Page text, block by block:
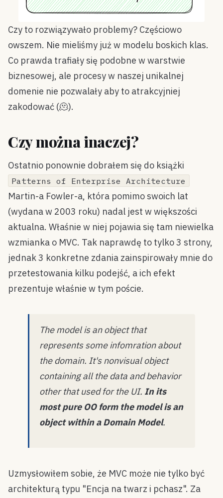
Czy to rozwiązywało problemy? Częściowo
owszem. Nie mieliśmy już w modelu boskich klas.
Co prawda trafiały się podobne w warstwie
biznesowej, ale procesy w naszej unikalnej
domenie nie pozwalały aby to atrakcyjniej
zakodować (🫠).
Czy można inaczej?
Ostatnio ponownie dobrałem się do książki
Patterns of Enterprise Architecture
Martin-a Fowler-a, która pomimo swoich lat
(wydana w 2003 roku) nadal jest w większości
aktualna. Właśnie w niej pojawia się tam niewielka
wzmianka o MVC. Tak naprawdę to tylko 3 strony,
jednak 3 konkretne zdania zainspirowały mnie do
przetestowania kilku podejść, a ich efekt
prezentuje właśnie w tym poście.
The model is an object that
represents some infomration about
the domain. It's nonvisual object
containing all the data and behavior
other that used for the UI. In its
most pure OO form the model is an
object within a Domain Model.
Uzmysłowiłem sobie, że MVC może nie tylko być
architekturą typu "Encja na twarz i pchasz". Za